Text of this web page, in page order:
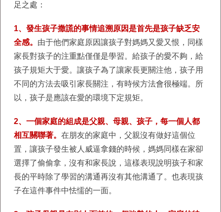
足之處：
1、發生孩子撒謊的事情追溯原因是首先是孩子缺乏安
全感。 由于他們家庭原因讓孩子對媽媽又愛又恨，同樣
家長對孩子的注重點僅僅是學習。給孩子的愛不夠，給
孩子規矩大于愛。讓孩子為了讓家長更關注他，孩子用
不同的方法去吸引家長關注，有時候方法會很極端。所
以，孩子是應該在愛的環境下定規矩。
2、一個家庭的組成是父親、母親、孩子，每一個人都
相互關聯著。 在朋友的家庭中，父親沒有做好這個位
置，讓孩子發生被人威逼拿錢的時候，媽媽同樣在家卻
選擇了偷偷拿，沒有和家長說，這樣表現說明孩子和家
長的平時除了學習的溝通再沒有其他溝通了。也表現孩
子在這件事件中怯懦的一面。